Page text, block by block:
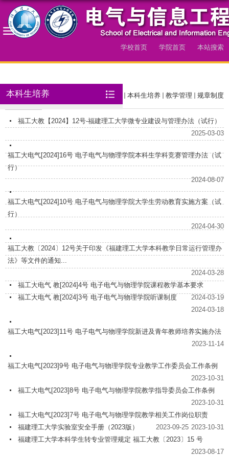
学校首页 学院首页 本站搜索
本科生培养 当前位置：首页 本科生培养 教学管理 规章制度
规章制度
福工大教【2024】12号-福建理工大学微专业建设与管理办法（试行）
2025-03-03
福工大电气[2024]16号 电子电气与物理学院本科生学科竞赛管理办法（试
行）
2024-08-07
福工大电气[2024]10号 电子电气与物理学院大学生劳动教育实施方案（试
行）
2024-04-30
福工大教〔2024〕12号关于印发《福建理工大学本科教学日常运行管理办
法》等文件的通知...
2024-03-28
福工大电气 教[2024]4号 电子电气与物理学院课程教学基本要求
2024-03-19
福工大电气 教[2024]3号 电子电气与物理学院听课制度
2024-03-18
福工大电气[2023]11号 电子电气与物理学院新进及青年教师培养实施办法
2023-11-14
福工大电气[2023]9号 电子电气与物理学院专业教学工作委员会工作条例
2023-10-31
福工大电气[2023]8号 电子电气与物理学院教学指导委员会工作条例
2023-10-31
福工大电气[2023]7号 电子电气与物理学院教学相关工作岗位职责
2023-10-31
福建理工大学实验室安全手册（2023版）
2023-09-25
福建理工大学本科学生转专业管理规定 福工大教〔2023〕15 号
2023-08-17